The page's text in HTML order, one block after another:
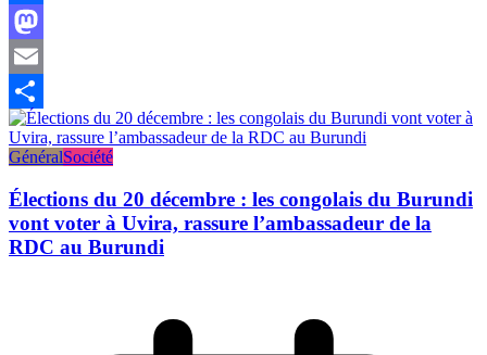
Facebook
Mastodon
Email
Partager
GénéralSociété
Élections du 20 décembre : les congolais du Burundi
vont voter à Uvira, rassure l’ambassadeur de la
RDC au Burundi